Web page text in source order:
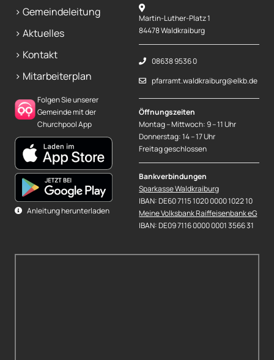
> Gemeindeleitung
> Aktuelles
> Kontakt
> Mitarbeiterplan
Folgen Sie unserer
Gemeinde mit der
Churchpool App
Anleitung herunterladen
Martin-Luther-Platz 1
84478 Waldkraiburg
08638 9536 0
pfarramt.waldkraiburg@elkb.de
Öffnungszeiten
Montag – Mittwoch: 9 – 11 Uhr
Donnerstag: 14 – 17 Uhr
Freitag geschlossen
Bankverbindungen
Sparkasse Waldkraiburg
IBAN: DE60 7115 1020 0000 1022 10
Meine Volksbank Raiffeisenbank eG
IBAN: DE09 7116 0000 0001 3566 31